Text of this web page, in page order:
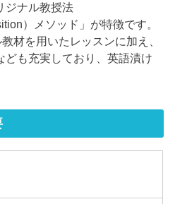
ジナル教授法
）メソッド」が特徴です。
材を用いたレッスンに加え、
ども充実しており、英語漬け